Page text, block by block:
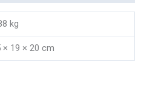
kg
× 19 × 20 cm